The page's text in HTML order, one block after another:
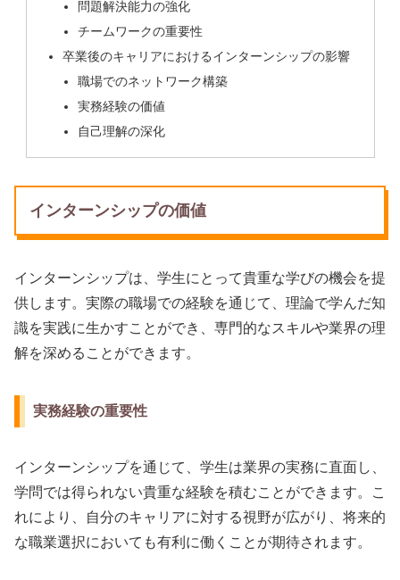
問題解決能力の強化
チームワークの重要性
卒業後のキャリアにおけるインターンシップの影響
職場でのネットワーク構築
実務経験の価値
自己理解の深化
インターンシップの価値
インターンシップは、学生にとって貴重な学びの機会を提
供します。実際の職場での経験を通じて、理論で学んだ知
識を実践に生かすことができ、専門的なスキルや業界の理
解を深めることができます。
実務経験の重要性
インターンシップを通じて、学生は業界の実務に直面し、
学問では得られない貴重な経験を積むことができます。こ
れにより、自分のキャリアに対する視野が広がり、将来的
な職業選択においても有利に働くことが期待されます。